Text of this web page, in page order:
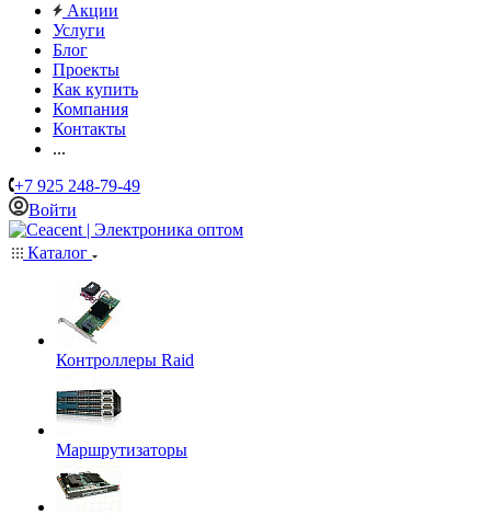
Акции
Услуги
Блог
Проекты
Как купить
Компания
Контакты
...
+7 925 248-79-49
Войти
Каталог
Контроллеры Raid
Маршрутизаторы